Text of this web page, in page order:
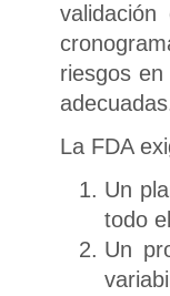
riesgos
La FDA
Un
todo
Un